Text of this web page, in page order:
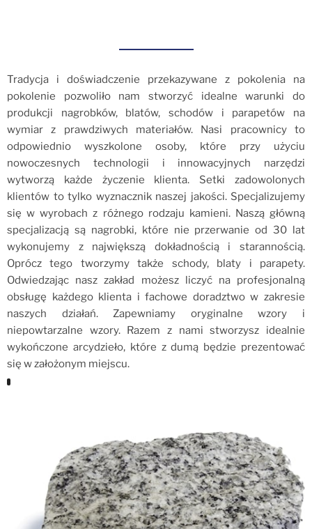
Tradycja i doświadczenie przekazywane z pokolenia na
pokolenie pozwoliło nam stworzyć idealne warunki do
produkcji nagrobków, blatów, schodów i parapetów na
wymiar z prawdziwych materiałów. Nasi pracownicy to
odpowiednio wyszkolone osoby, które przy użyciu
nowoczesnych technologii i innowacyjnych narzędzi
wytworzą każde życzenie klienta. Setki zadowolonych
klientów to tylko wyznacznik naszej jakości. Specjalizujemy
się w wyrobach z różnego rodzaju kamieni. Naszą główną
specjalizacją są nagrobki, które nie przerwanie od 30 lat
wykonujemy z największą dokładnością i starannością.
Oprócz tego tworzymy także schody, blaty i parapety.
Odwiedzając nasz zakład możesz liczyć na profesjonalną
obsługę każdego klienta i fachowe doradztwo w zakresie
naszych działań. Zapewniamy oryginalne wzory i
niepowtarzalne wzory. Razem z nami stworzysz idealnie
wykończone arcydzieło, które z dumą będzie prezentować
się w założonym miejscu.